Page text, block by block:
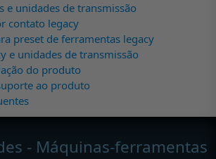
e unidades de transmissão
contato legacy
preset de ferramentas legacy
e unidades de transmissão
do produto
ao produto
- Máquinas-ferramentas